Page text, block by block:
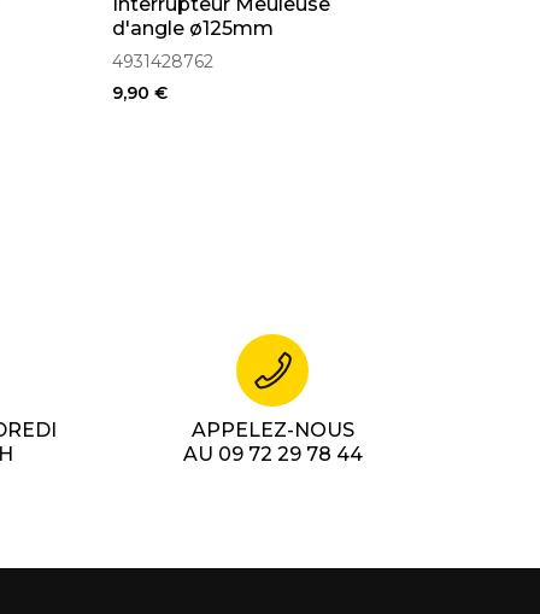
d'angle ø125mm
4931428762
9,90 €
APPELEZ-NOUS
AU 09 72 29 78 44